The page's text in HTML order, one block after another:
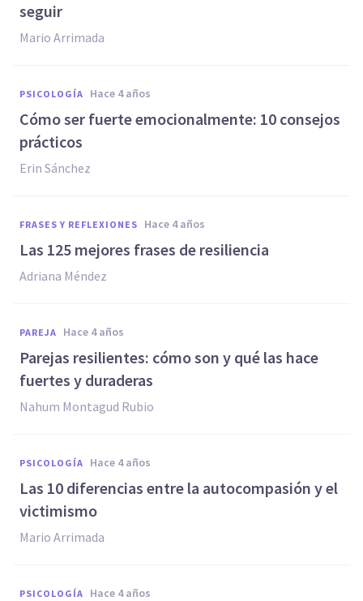
seguir
Mario Arrimada
PSICOLOGÍA hace 4 años
Cómo ser fuerte emocionalmente: 10 consejos
prácticos
Erin Sánchez
FRASES Y REFLEXIONES hace 4 años
Las 125 mejores frases de resiliencia
Adriana Méndez
PAREJA hace 4 años
Parejas resilientes: cómo son y qué las hace
fuertes y duraderas
Nahum Montagud Rubio
PSICOLOGÍA hace 4 años
Las 10 diferencias entre la autocompasión y el
victimismo
Mario Arrimada
PSICOLOGÍA hace 4 años